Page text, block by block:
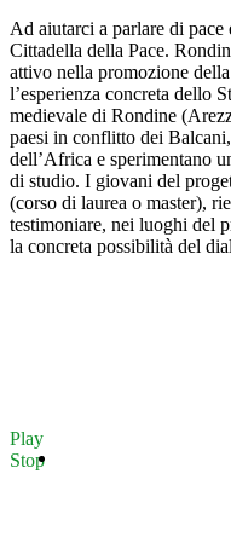
Ad aiutarci a parlare di
Cittadella della Pace.
attivo nella promozione
l’esperienza concreta dello
medievale di Rondine
paesi in conflitto dei
dell’Africa e sperimentano
di studio. I giovani del
(corso di laurea o master),
testimoniare, nei luoghi del
la concreta possibilità del
Play
Stop